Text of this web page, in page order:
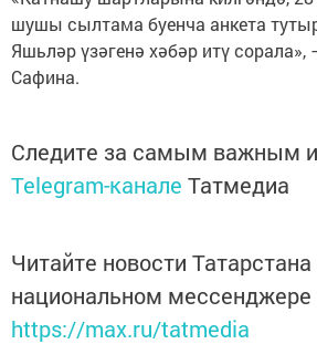
шушы сылтама буенча анкета
Яшьләр үзәгенә хәбәр итү
Сафина.
Следите за самым важным
Telegram-канале Татмедиа
Читайте новости Татарстана
национальном
https://max.ru/tatmedia